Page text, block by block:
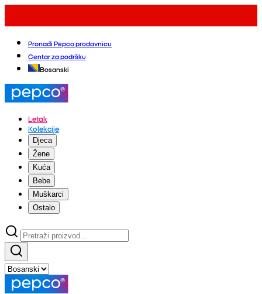
Pronađi Pepco prodavnicu
Centar za podršku
Bosanski
Letak
Kolekcije
Djeca
Žene
Kuća
Bebe
Muškarci
Ostalo